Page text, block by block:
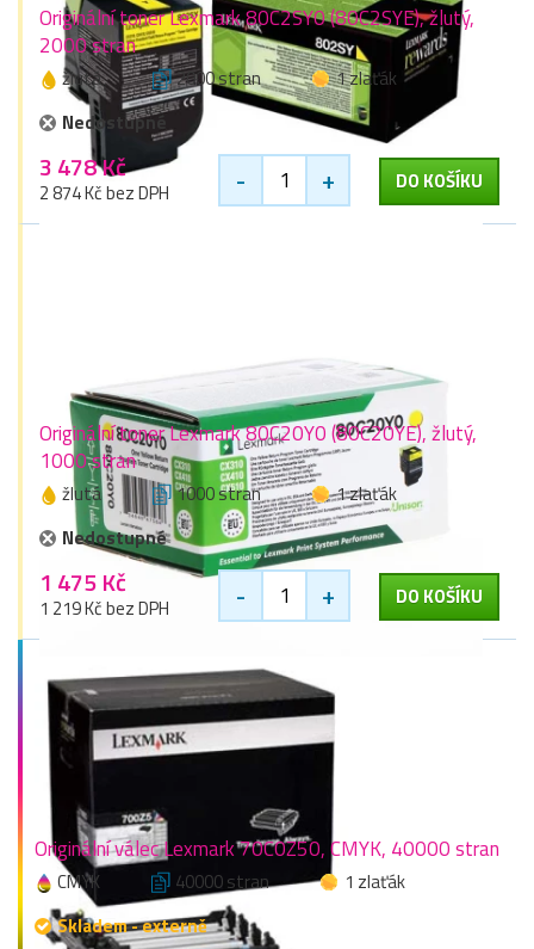
Originální toner Lexmark 80C2SY0 (80C2SYE), žlutý,
2000 stran
žlutá 2000 stran
1 zlaťák
Nedostupné
3 478 Kč
2 874 Kč bez DPH - + DO KOŠÍKU
Originální toner Lexmark 80C20Y0 (80C20YE), žlutý,
1000 stran
žlutá 1000 stran
1 zlaťák
Nedostupné
1 475 Kč
1 219 Kč bez DPH - + DO KOŠÍKU
Originální válec Lexmark 70C0Z50, CMYK, 40000 stran
CMYK 40000 stran
1 zlaťák
Skladem - externě